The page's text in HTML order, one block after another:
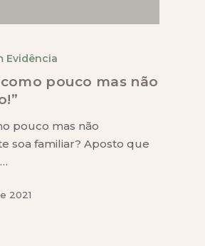
Evidência
pouco mas não
pouco mas não
soa familiar? Aposto que
2021